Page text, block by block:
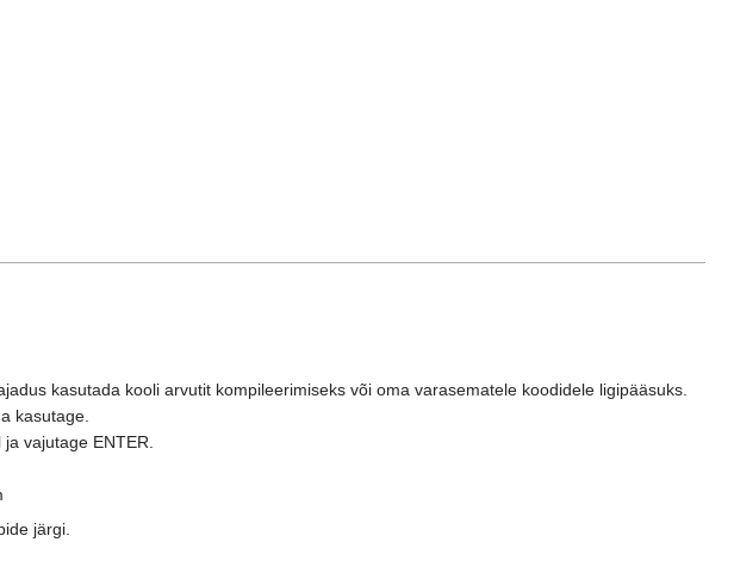
kasutada kooli arvutit kompileerimiseks või oma varasematele koodidele ligipääsuks.
kasutage.
vajutage ENTER.
järgi.